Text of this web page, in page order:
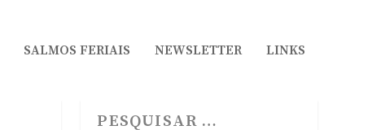
SALMOS FERIAIS NEWSLETTER LINKS